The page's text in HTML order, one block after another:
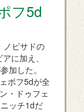
フ5d
ノビサドの
に加え、
加した。
ポフ5dが全
・ドゥフェ
ッチ1dだ